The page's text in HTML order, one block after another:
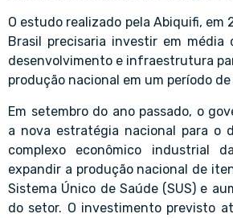
O estudo realizado pela Abiquifi, em
Brasil precisaria investir em média
desenvolvimento e infraestrutura
produção nacional em um período de
Em setembro do ano passado, o
a nova estratégia nacional para o
complexo econômico industrial
expandir a produção nacional de
Sistema Único de Saúde (SUS) e
do setor. O investimento previsto